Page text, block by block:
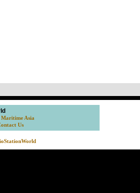
Maritime Asia
Us